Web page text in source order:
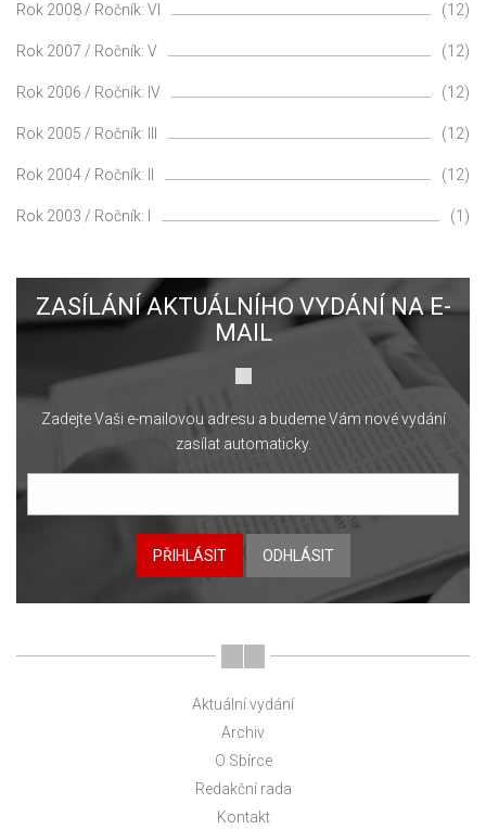
Rok 2008 / Ročník: VI (12)
Rok 2007 / Ročník: V (12)
Rok 2006 / Ročník: IV (12)
Rok 2005 / Ročník: III (12)
Rok 2004 / Ročník: II (12)
Rok 2003 / Ročník: I (1)
ZASÍLÁNÍ AKTUÁLNÍHO VYDÁNÍ NA E-
MAIL
Zadejte Vaši e-mailovou adresu a budeme Vám nové vydání
zasílat automaticky.
PŘIHLÁSIT ODHLÁSIT
Aktuální vydání
Archiv
O Sbírce
Redakční rada
Kontakt